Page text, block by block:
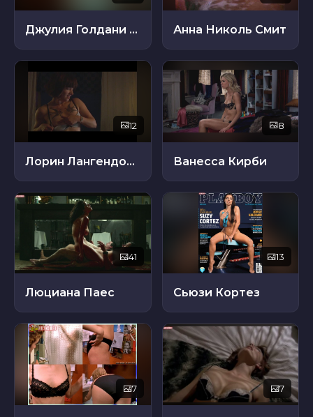
Джулия Голдани Теллес Анна Николь Смит
12
Лорин Лангендорф
8
Ванесса Кирби
41
Люциана Паес
13
Сьюзи Кортез
7 7